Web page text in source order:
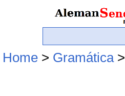
Home > Gramática>